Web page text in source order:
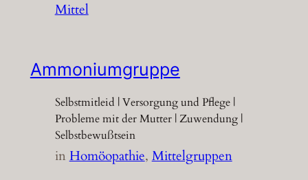
Mittel
Ammoniumgruppe
Selbstmitleid | Versorgung und Pflege |
Probleme mit der Mutter | Zuwendung |
Selbstbewußtsein
inHomöopathie, Mittelgruppen